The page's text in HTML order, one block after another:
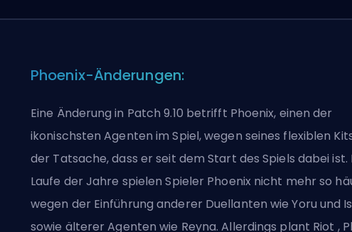
Phoenix-Änderungen:
Eine Änderung in Patch 9.10 betrifft Phoenix, einen der
ikonischsten Agenten im Spiel, wegen seines flexiblen
der Tatsache, dass er seit dem Start des Spiels dabei ist.
Laufe der Jahre spielen Spieler Phoenix nicht mehr so
wegen der Einführung anderer Duellanten wie Yoru und
sowie älterer Agenten wie Reyna. Allerdings plant Riot ,